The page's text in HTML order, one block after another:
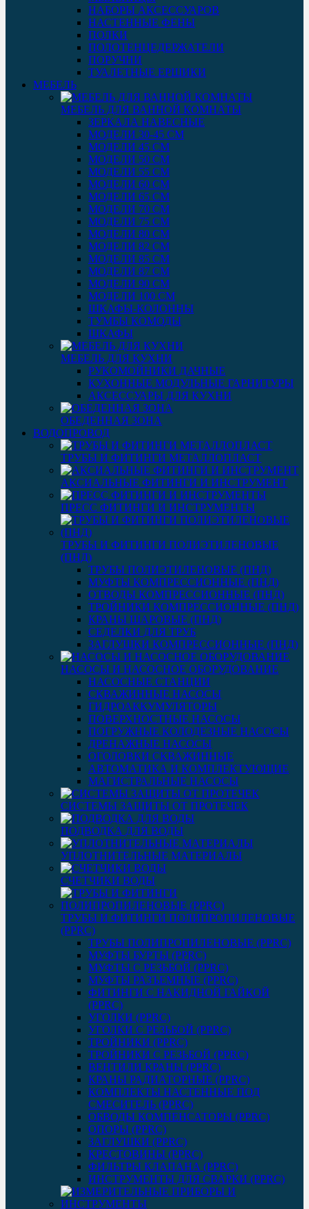
НАБОРЫ АКСЕССУАРОВ
НАСТЕННЫЕ ФЕНЫ
ПОЛКИ
ПОЛОТЕНЦЕДЕРЖАТЕЛИ
ПОРУЧНИ
ТУАЛЕТНЫЕ ЕРШИКИ
МЕБЕЛЬ
МЕБЕЛЬ ДЛЯ ВАННОЙ КОМНАТЫ
ЗЕРКАЛА НАВЕСНЫЕ
МОДЕЛИ 30-45 СМ
МОДЕЛИ 45 СМ
МОДЕЛИ 50 СМ
МОДЕЛИ 55 СМ
МОДЕЛИ 60 СМ
МОДЕЛИ 65 СМ
МОДЕЛИ 70 СМ
МОДЕЛИ 75 СМ
МОДЕЛИ 80 СМ
МОДЕЛИ 82 СМ
МОДЕЛИ 85 СМ
МОДЕЛИ 87 СМ
МОДЕЛИ 90 СМ
МОДЕЛИ 100 СМ
ШКАФЫ-КОЛОННЫ
ТУМБЫ КОМОДЫ
ШКАФЫ
МЕБЕЛЬ ДЛЯ КУХНИ
РУКОМОЙНИКИ ДАЧНЫЕ
КУХОННЫЕ МОДУЛЬНЫЕ ГАРНИТУРЫ
АКСЕССУАРЫ ДЛЯ КУХНИ
ОБЕДЕННАЯ ЗОНА
ВОДОПРОВОД
ТРУБЫ И ФИТИНГИ МЕТАЛЛОПЛАСТ
АКСИАЛЬНЫЕ ФИТИНГИ И ИНСТРУМЕНТ
ПРЕСС ФИТИНГИ И ИНСТРУМЕНТЫ
ТРУБЫ И ФИТИНГИ ПОЛИЭТИЛЕНОВЫЕ
(ПНД)
ТРУБЫ ПОЛИЭТИЛЕНОВЫЕ (ПНД)
МУФТЫ КОМПРЕССИОННЫЕ (ПНД)
ОТВОДЫ КОМПРЕССИОННЫЕ (ПНД)
ТРОЙНИКИ КОМПРЕССИОННЫЕ (ПНД)
КРАНЫ ШАРОВЫЕ (ПНД)
СЕДЕЛКИ ДЛЯ ТРУБ
ЗАГЛУШКИ КОМПРЕССИОННЫЕ (ПНД)
НАСОСЫ И НАСОСНОЕ ОБОРУДОВАНИЕ
НАСОСНЫЕ СТАНЦИИ
СКВАЖИННЫЕ НАСОСЫ
ГИДРОАККУМУЛЯТОРЫ
ПОВЕРХНОСТНЫЕ НАСОСЫ
ПОГРУЖНЫЕ КОЛОДЕЗНЫЕ НАСОСЫ
ДРЕНАЖНЫЕ НАСОСЫ
ОГОЛОВКИ СКВАЖИННЫЕ
АВТОМАТИКА И КОМПЛЕКТУЮЩИЕ
МАГИСТРАЛЬНЫЕ НАСОСЫ
СИСТЕМЫ ЗАЩИТЫ ОТ ПРОТЕЧЕК
ПОДВОДКА ДЛЯ ВОДЫ
УПЛОТНИТЕЛЬНЫЕ МАТЕРИАЛЫ
СЧЕТЧИКИ ВОДЫ
ТРУБЫ И ФИТИНГИ ПОЛИПРОПИЛЕНОВЫЕ
(PPRC)
ТРУБЫ ПОЛИПРОПИЛЕНОВЫЕ (PPRC)
МУФТЫ БУРТЫ (PPRC)
МУФТЫ C РЕЗЬБОЙ (PPRC)
МУФТЫ РАЗЪЕМНЫЕ (PPRC)
ФИТИНГИ С НАКИДНОЙ ГАЙКОЙ
(PPRC)
УГОЛКИ (PPRC)
УГОЛКИ С РЕЗЬБОЙ (PPRC)
ТРОЙНИКИ (PPRC)
ТРОЙНИКИ С РЕЗЬБОЙ (PPRC)
ВЕНТИЛИ КРАНЫ (PPRC)
КРАНЫ РАДИАТОРНЫЕ (PPRC)
КОМПЛЕКТЫ НАСТЕННЫЕ ПОД
СМЕСИТЕЛЬ (PPRC)
ОБВОДЫ КОМПЕНСАТОРЫ (PPRC)
ОПОРЫ (PPRC)
ЗАГЛУШКИ (PPRC)
КРЕСТОВИНЫ (PPRC)
ФИЛЬТРЫ КЛАПАНА (PPRC)
ИНСТРУМЕНТЫ ДЛЯ СВАРКИ (PPRC)